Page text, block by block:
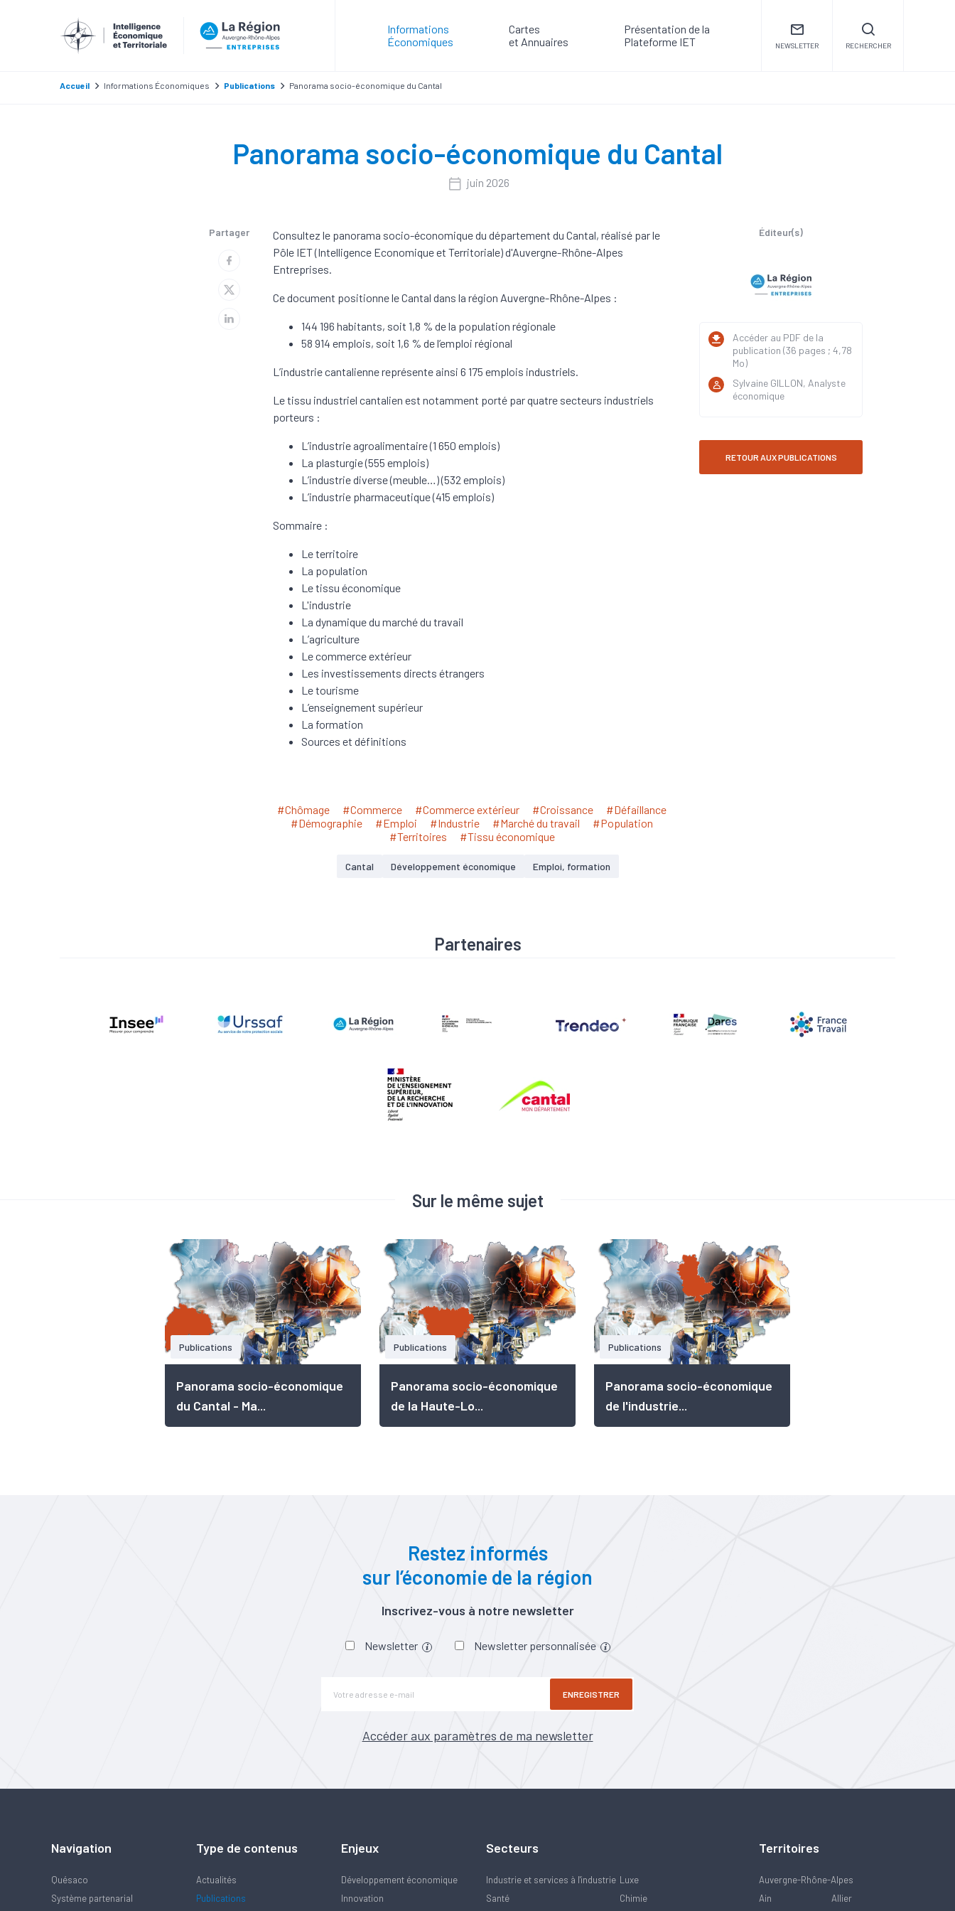
Informations
Économiques
Cartes
et Annuaires
Présentation de la
Plateforme IET
NEWSLETTER RECHERCHER
Accueil Informations Économiques Publications Panorama socio-économique du Cantal
Panorama socio-économique du Cantal
juin 2026
Partager
Consultez le panorama socio-économique du département du Cantal, réalisé par le
Pôle IET (Intelligence Economique et Territoriale) d'Auvergne-Rhône-Alpes
Entreprises.
Ce document positionne le Cantal dans la région Auvergne-Rhône-Alpes :
144 196 habitants, soit 1,8 % de la population régionale
58 914 emplois, soit 1,6 % de l’emploi régional
L’industrie cantalienne représente ainsi 6 175 emplois industriels.
Le tissu industriel cantalien est notamment porté par quatre secteurs industriels
porteurs :
L’industrie agroalimentaire (1 650 emplois)
La plasturgie (555 emplois)
L’industrie diverse (meuble…) (532 emplois)
L’industrie pharmaceutique (415 emplois)
Sommaire :
Le territoire
La population
Le tissu économique
L'industrie
La dynamique du marché du travail
L’agriculture
Le commerce extérieur
Les investissements directs étrangers
Le tourisme
L’enseignement supérieur
La formation
Sources et définitions
Éditeur(s)
Accéder au PDF de la
publication (36 pages ; 4,78
Mo)
Sylvaine GILLON, Analyste
économique
RETOUR AUX PUBLICATIONS
#Chômage #Commerce #Commerce extérieur #Croissance
#Défaillance
#Démographie
#Emploi #Industrie #Marché du travail
#Population
#Territoires
#Tissu économique
Cantal Développement économique Emploi, formation
Partenaires
Sur le même sujet
Publications
Panorama socio-économique
du Cantal - Ma...
Publications
Panorama socio-économique
de la Haute-Lo...
Publications
Panorama socio-économique
de l'industrie...
Restez informés
sur l’économie de la région
Inscrivez-vous à notre newsletter
Newsletter Newsletter personnalisée
ENREGISTRER
Accéder aux paramètres de ma newsletter
Navigation
Quésaco
Système partenarial
Type de contenus
Actualités
Publications
Enjeux
Développement économique
Innovation
Secteurs
Industrie et services à l'industrie
Santé
Luxe
Chimie
Territoires
Auvergne-Rhône-Alpes
Ain
Allier